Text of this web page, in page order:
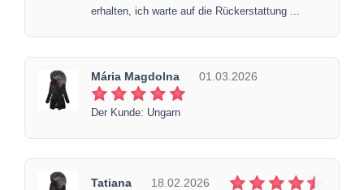
erhalten, ich warte auf die Rückerstattung ...
Mária Magdolna 01.03.2026
Der Kunde: Ungarn
Tatiana 18.02.2026